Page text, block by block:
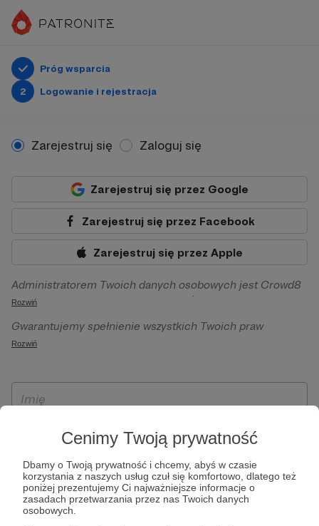
Cenimy Twoją prywatność
Dbamy o Twoją prywatność i chcemy, abyś w czasie
korzystania z naszych usług czuł się komfortowo, dlatego też
poniżej prezentujemy Ci najważniejsze informacje o
zasadach przetwarzania przez nas Twoich danych
osobowych.
Próg wsparcia
2
Logowanie i rejestracja
Zarejestruj się Zaloguj się
Zarejestruj się przez Google
Zarejestruj się przez Facebook
Zarejestruj się przez Apple
Administratorem Twoich danych osobowych jest Crowd8
sp. z o.o. z siedziba w Warszawie, ul. Żwirki i Wigury 16, 02-
092 Warszawa. Twoje dane osobowe będą przetwarzane w
szczególności w celu wykonania umowy zawartej z Tobą, w
Patronite.pl, w tym możliwości dokonywania oraz
otrzymywania wsparcia na naszej platformie oraz
Rozwiń
Gwarantujemy spełnienie wszystkich Twoich praw
wynikających z ogólnego rozporządzenia o ochronie
ich przenoszenia, niepodlegania zautomatyzowanemu
wyrażenia sprzeciwu wobec przetwarzania Twoich danych
osobowych. Rejestracja dla osób niepełnoletnich możliwa
jest po przekazaniu podpisanego formularza "Zgodna na
założenie konta przez osobę niepełnoletnią", formularz
dostępny jest na stronie regulaminu Patronite.pl.
Rozwiń